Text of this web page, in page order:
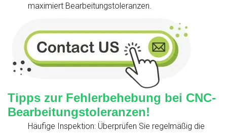
maximiert Bearbeitungstoleranzen.
Tipps zur Fehlerbehebung bei CNC-
Bearbeitungstoleranzen!
Häufige Inspektion: Überprüfen Sie regelmäßig die